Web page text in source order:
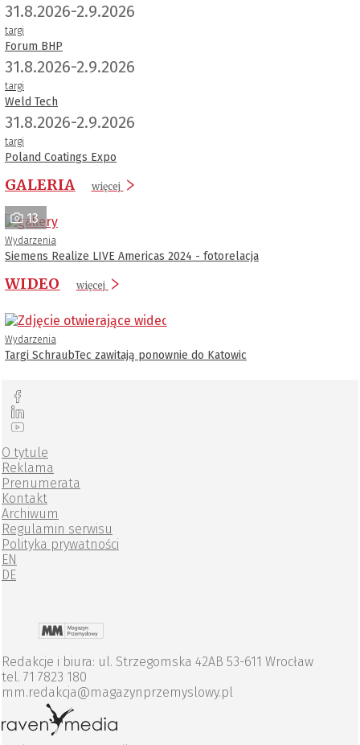
31.8.2026-2.9.2026
targi
Forum BHP
31.8.2026-2.9.2026
targi
Weld Tech
31.8.2026-2.9.2026
targi
Poland Coatings Expo
GALERIA więcej
13
Wydarzenia
Siemens Realize LIVE Americas 2024 - fotorelacja
WIDEO więcej
Wydarzenia
Targi SchraubTec zawitają ponownie do Katowic
O tytule
Reklama
Prenumerata
Kontakt
Archiwum
Regulamin serwisu
Polityka prywatności
EN
DE
Redakcje i biura: ul. Strzegomska 42AB 53-611 Wrocław
tel. 71 7823 180
mm.redakcja@magazynprzemyslowy.pl